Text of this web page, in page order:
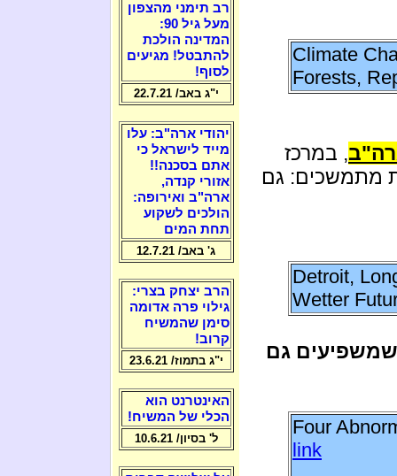
Climate
Forests,
, במרכז
מתמשכים: גם
Detroit,
Wetter
גם
Four
link
רב תימני מהצפון
מעל גיל 90:
המדינה הולכת
להתבטל! מגיעים
לסוף!
י"ג באב/ 22.7.21
יהודי ארה"ב: עלו
מייד לישראל כי
אתם בסכנה!!
אזורי קנדה,
ארה"ב ואירופה:
הולכים לשקוע
תחת המים
ג' באב/ 12.7.21
הרב יצחק בצרי:
גילוי פרה אדומה
סימן שהמשיח
קרוב!
י"ג בתמוז/ 23.6.21
האינטרנט הוא
הכלי של המשיח!
ל' בסיון/ 10.6.21